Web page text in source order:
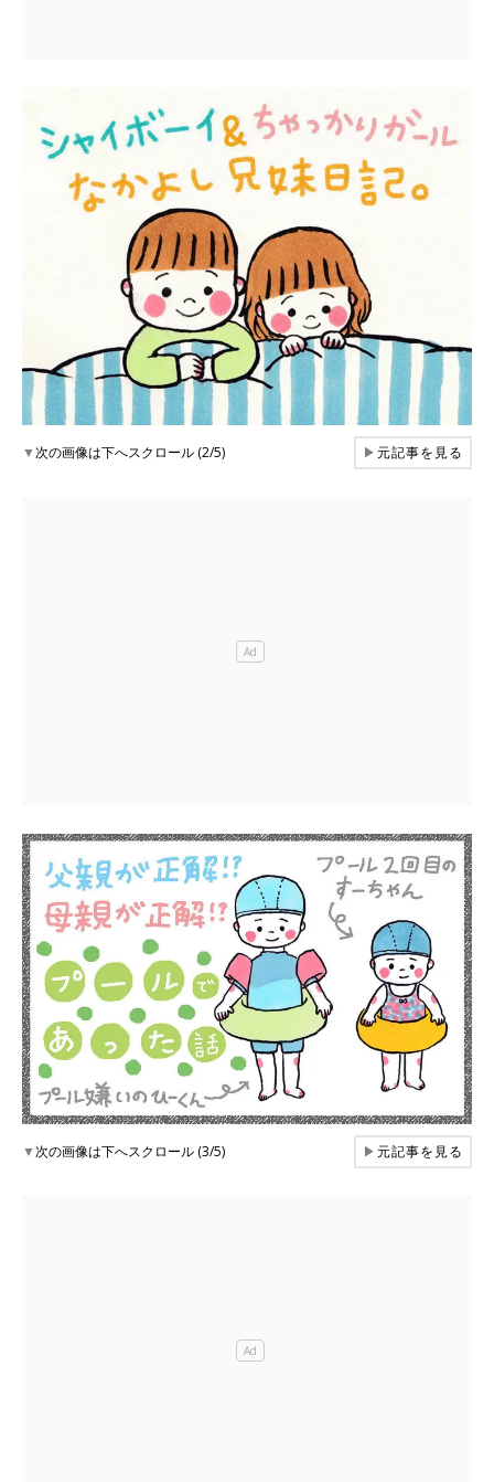
▼次の画像は下へスクロール (2/5) ▶元記事を見る
▼次の画像は下へスクロール (3/5) ▶元記事を見る